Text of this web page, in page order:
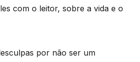
com o leitor, sobre a vida e o
por não ser um